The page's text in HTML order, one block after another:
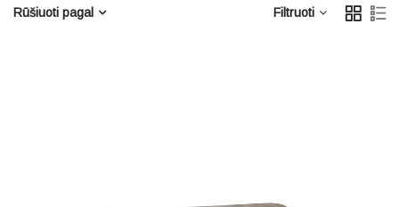
Filtruoti
Rūšiuoti pagal